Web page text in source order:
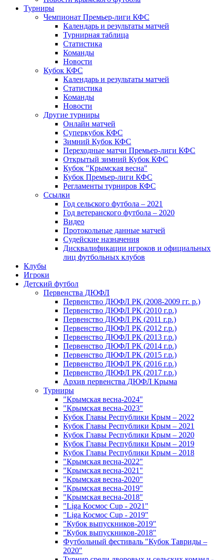
Турниры
Чемпионат Премьер-лиги КФС
Календарь и результаты матчей
Турнирная таблица
Статистика
Команды
Новости
Кубок КФС
Календарь и результаты матчей
Статистика
Команды
Новости
Другие турниры
Онлайн матчей
Суперкубок КФС
Зимний Кубок КФС
Переходные матчи Премьер-лиги КФС
Открытый зимний Кубок КФС
Кубок "Крымская весна"
Кубок Премьер-лиги КФС
Регламенты турниров КФС
Ссылки
Год сельского футбола – 2021
Год ветеранского футбола – 2020
Видео
Протокольные данные матчей
Судейские назначения
Дисквалификации игроков и официальных
лиц футбольных клубов
Клубы
Игроки
Детский футбол
Первенства ДЮФЛ
Первенство ДЮФЛ РК (2008-2009 гг. р.)
Первенство ДЮФЛ РК (2010 г.р.)
Первенство ДЮФЛ РК (2011 г.р.)
Первенство ДЮФЛ РК (2012 г.р.)
Первенство ДЮФЛ РК (2013 г.р.)
Первенство ДЮФЛ РК (2014 г.р.)
Первенство ДЮФЛ РК (2015 г.р.)
Первенство ДЮФЛ РК (2016 г.р.)
Первенство ДЮФЛ РК (2017 г.р.)
Архив первенства ДЮФЛ Крыма
Турниры
"Крымская весна-2024"
"Крымская весна-2023"
Кубок Главы Республики Крым – 2022
Кубок Главы Республики Крым – 2021
Кубок Главы Республики Крым – 2020
Кубок Главы Республики Крым – 2019
Кубок Главы Республики Крым – 2018
"Крымская весна-2022"
"Крымская весна-2021"
"Крымская весна-2020"
"Крымская весна-2019"
"Крымская весна-2018"
"Liga Космос Cup - 2021"
"Liga Космос Cup - 2019"
"Кубок выпускников-2019"
"Кубок выпускников-2018"
Футбольный фестиваль "Кубок Тавриды –
2020"